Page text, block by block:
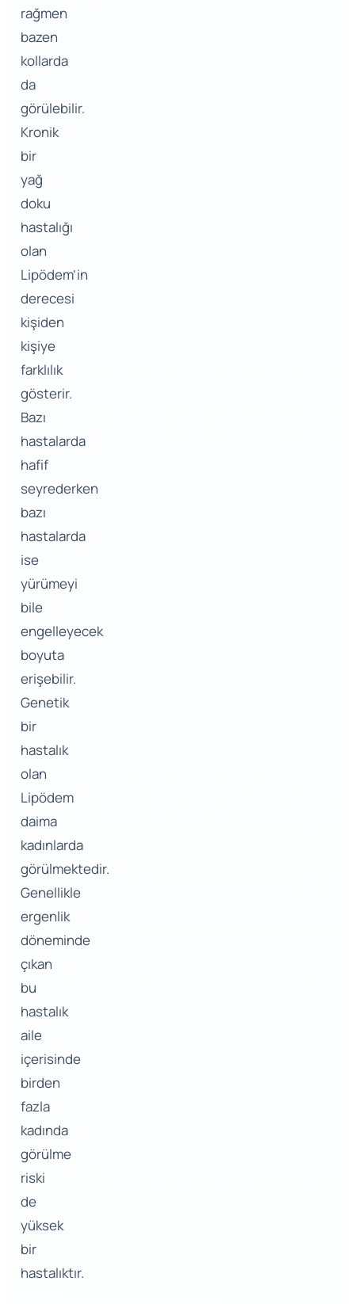
rağmen
bazen
kollarda
da
görülebilir.
Kronik
bir
yağ
doku
hastalığı
olan
Lipödem’in
derecesi
kişiden
kişiye
farklılık
gösterir.
Bazı
hastalarda
hafif
seyrederken
bazı
hastalarda
ise
yürümeyi
bile
engelleyecek
boyuta
erişebilir.
Genetik
bir
hastalık
olan
Lipödem
daima
kadınlarda
görülmektedir.
Genellikle
ergenlik
döneminde
çıkan
bu
hastalık
aile
içerisinde
birden
fazla
kadında
görülme
riski
de
yüksek
bir
hastalıktır.